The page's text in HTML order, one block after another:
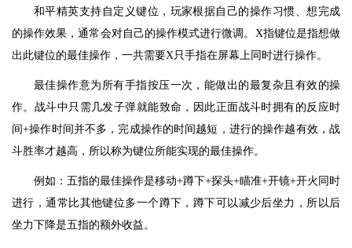
和平精英支持自定义键位，玩家根据自己的操作习惯、想完成
的操作效果，通常会对自己的操作模式进行微调。X指键位是指想做
出此键位的最佳操作，一共需要X只手指在屏幕上同时进行操作。
最佳操作意为所有手指按压一次，能做出的最复杂且有效的操
作。战斗中只需几发子弹就能致命，因此正面战斗时拥有的反应时
间+操作时间并不多，完成操作的时间越短，进行的操作越有效，战
斗胜率才越高，所以称为键位所能实现的最佳操作。
例如：五指的最佳操作是移动+蹲下+探头+瞄准+开镜+开火同时
进行，通常比其他键位多一个蹲下，蹲下可以减少后坐力，所以后
坐力下降是五指的额外收益。